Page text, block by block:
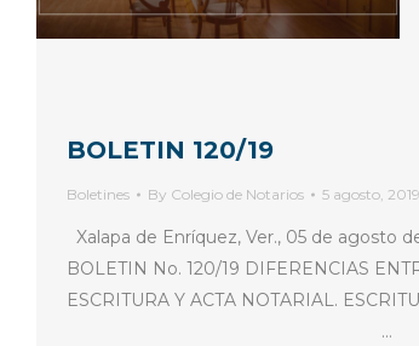
BOLETIN 120/19
Boletines By Colegio de Notarios 5 agosto, 2019
Xalapa de Enríquez, Ver., 05 de agosto
BOLETIN No. 120/19 DIFERENCIAS
ESCRITURA Y ACTA NOTARIAL.
…